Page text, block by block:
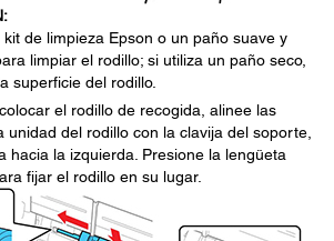
kit de limpieza Epson o un paño suave y
limpiar el rodillo; si utiliza un paño seco,
superficie del rodillo.
el rodillo de recogida, alinee las
unidad del rodillo con la clavija del soporte,
hacia la izquierda. Presione la lengüeta
fijar el rodillo en su lugar.